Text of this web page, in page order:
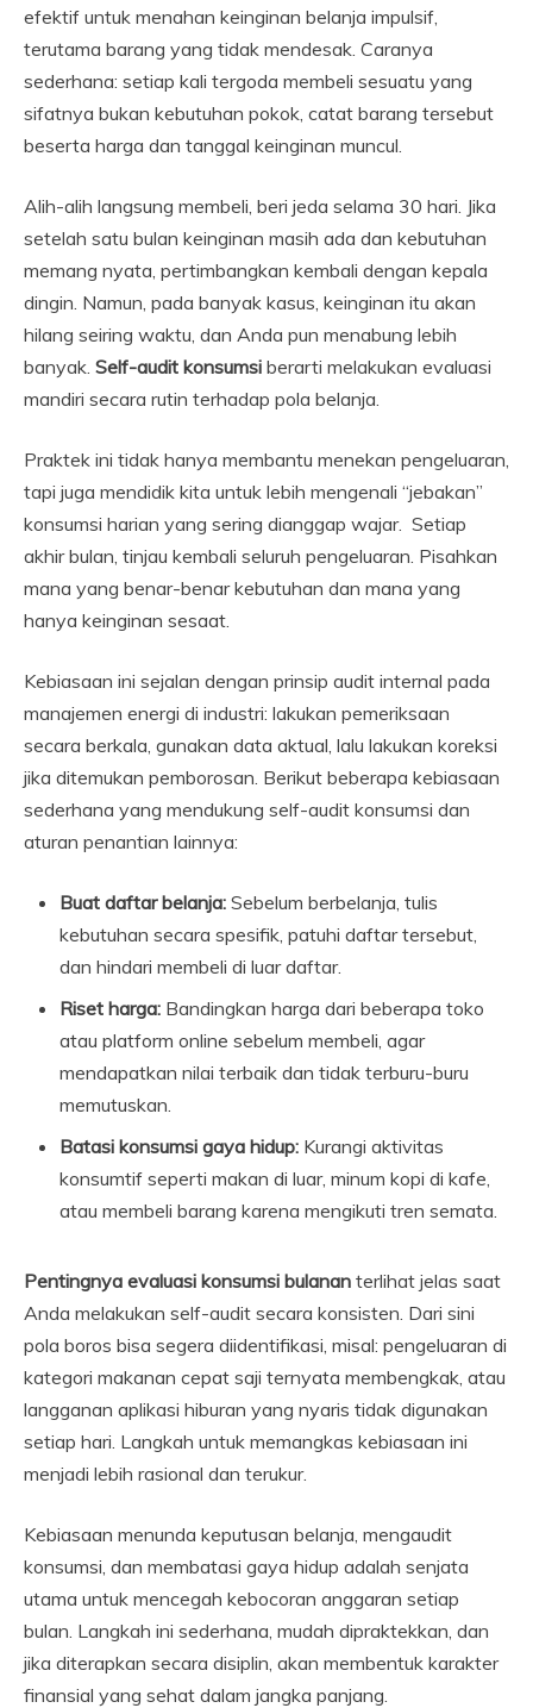
efektif untuk menahan keinginan belanja impulsif,
terutama barang yang tidak mendesak. Caranya
sederhana: setiap kali tergoda membeli sesuatu yang
sifatnya bukan kebutuhan pokok, catat barang tersebut
beserta harga dan tanggal keinginan muncul.
Alih-alih langsung membeli, beri jeda selama 30 hari. Jika
setelah satu bulan keinginan masih ada dan kebutuhan
memang nyata, pertimbangkan kembali dengan kepala
dingin. Namun, pada banyak kasus, keinginan itu akan
hilang seiring waktu, dan Anda pun menabung lebih
banyak. Self-audit konsumsi berarti melakukan evaluasi
mandiri secara rutin terhadap pola belanja.
Praktek ini tidak hanya membantu menekan pengeluaran,
tapi juga mendidik kita untuk lebih mengenali “jebakan”
konsumsi harian yang sering dianggap wajar. Setiap
akhir bulan, tinjau kembali seluruh pengeluaran. Pisahkan
mana yang benar-benar kebutuhan dan mana yang
hanya keinginan sesaat.
Kebiasaan ini sejalan dengan prinsip audit internal pada
manajemen energi di industri: lakukan pemeriksaan
secara berkala, gunakan data aktual, lalu lakukan koreksi
jika ditemukan pemborosan. Berikut beberapa kebiasaan
sederhana yang mendukung self-audit konsumsi dan
aturan penantian lainnya:
Buat daftar belanja: Sebelum berbelanja, tulis
kebutuhan secara spesifik, patuhi daftar tersebut,
dan hindari membeli di luar daftar.
Riset harga: Bandingkan harga dari beberapa toko
atau platform online sebelum membeli, agar
mendapatkan nilai terbaik dan tidak terburu-buru
memutuskan.
Batasi konsumsi gaya hidup: Kurangi aktivitas
konsumtif seperti makan di luar, minum kopi di kafe,
atau membeli barang karena mengikuti tren semata.
Pentingnya evaluasi konsumsi bulanan terlihat jelas saat
Anda melakukan self-audit secara konsisten. Dari sini
pola boros bisa segera diidentifikasi, misal: pengeluaran di
kategori makanan cepat saji ternyata membengkak, atau
langganan aplikasi hiburan yang nyaris tidak digunakan
setiap hari. Langkah untuk memangkas kebiasaan ini
menjadi lebih rasional dan terukur.
Kebiasaan menunda keputusan belanja, mengaudit
konsumsi, dan membatasi gaya hidup adalah senjata
utama untuk mencegah kebocoran anggaran setiap
bulan. Langkah ini sederhana, mudah dipraktekkan, dan
jika diterapkan secara disiplin, akan membentuk karakter
finansial yang sehat dalam jangka panjang.